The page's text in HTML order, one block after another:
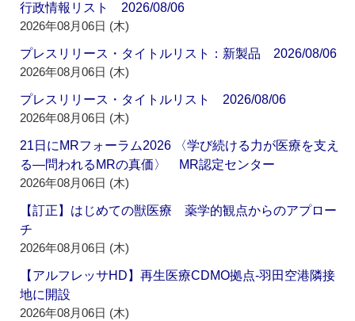
行政情報リスト 2026/08/06
2026年08月06日 (木)
プレスリリース・タイトルリスト：新製品 2026/08/06
2026年08月06日 (木)
プレスリリース・タイトルリスト 2026/08/06
2026年08月06日 (木)
21日にMRフォーラム2026 〈学び続ける力が医療を支え
る―問われるMRの真価〉 MR認定センター
2026年08月06日 (木)
【訂正】はじめての獣医療 薬学的観点からのアプロー
チ
2026年08月06日 (木)
【アルフレッサHD】再生医療CDMO拠点‐羽田空港隣接
地に開設
2026年08月06日 (木)